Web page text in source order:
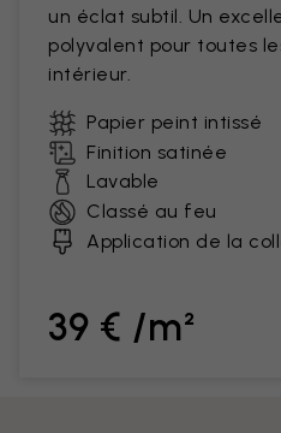
un éclat subtil. Un
polyvalent pour toutes
intérieur.
Papier peint intissé
Finition satinée
Lavable
Classé au feu
Application de la
39 € /m²